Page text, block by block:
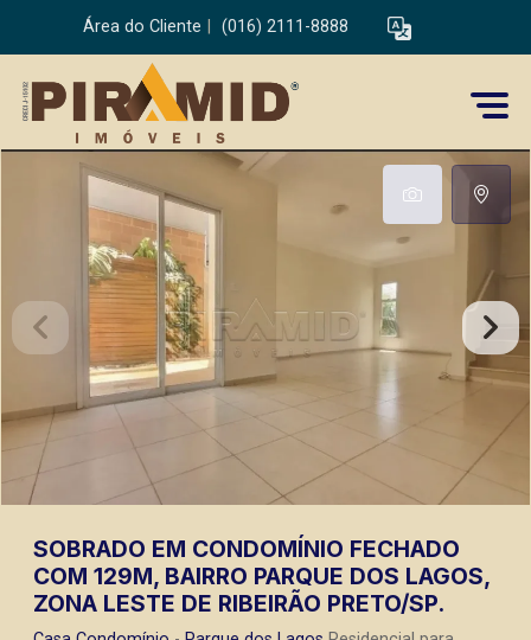
Área do Cliente (016) 2111-8888
SOBRADO EM CONDOMÍNIO FECHADO
COM 129M, BAIRRO PARQUE DOS LAGOS,
ZONA LESTE DE RIBEIRÃO PRETO/SP.